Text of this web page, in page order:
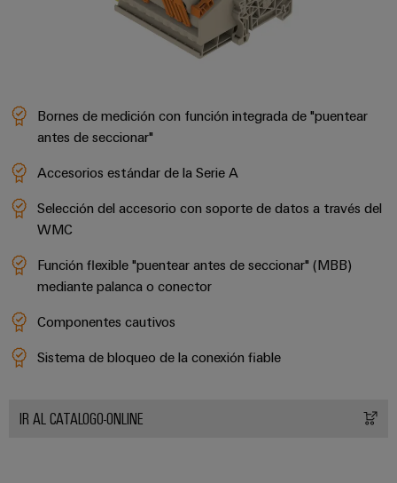
Bornes de medición con función integrada de "puentear
antes de seccionar"
Accesorios estándar de la Serie A
Selección del accesorio con soporte de datos a través del
WMC
Función flexible "puentear antes de seccionar" (MBB)
mediante palanca o conector
Componentes cautivos
Sistema de bloqueo de la conexión fiable
IR AL CATALOGO-ONLINE